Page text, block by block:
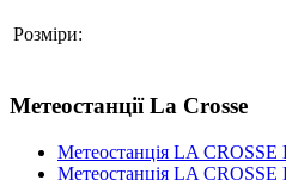
Розміри:
Метеостанції La Crosse
Метеостанція LA
Метеостанція LA